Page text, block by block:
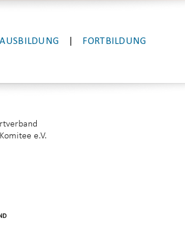
AUSBILDUNG FORTBILDUNG
e.V.